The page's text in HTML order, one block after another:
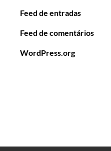
Feed de entradas
Feed de comentários
WordPress.org